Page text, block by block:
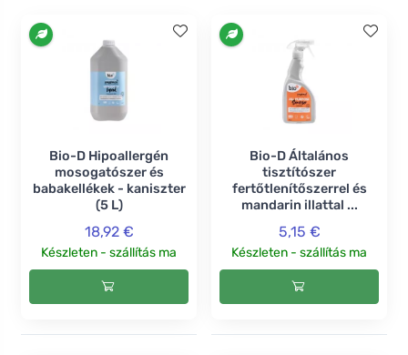
Bio-D Hipoallergén
mosogatószer és
babakellékek - kaniszter
(5 L)
18,92 €
Készleten - szállítás ma
Bio-D Általános
tisztítószer
fertőtlenítőszerrel és
mandarin illattal ...
5,15 €
Készleten - szállítás ma